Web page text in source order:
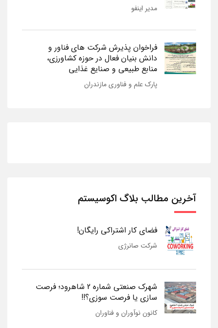
مدیر اینفو
فراخوان پذیرش شرکت های فناور و
دانش بنیان فعال در حوزه کشاورزی،
منابع طبیعی و صنایع غذایی
پارک علم و فناوری مازندران
آخرین مطالب بلاگ اکوسیستم
فضای کار اشتراکی رایگان!
شرکت صانرژی
شهرک صنعتی شماره 2 شاهرود؛ فرصت
سازی یا فرصت سوزی؟!!
کانون نوآوران و فناوران